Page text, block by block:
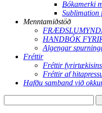
Bókamerki
Sublimation
Menntamiðstöð
HANDBÓK
Algengar
Fréttir
Fréttir fyrirtækisins
Fréttir af
Hafðu samband við